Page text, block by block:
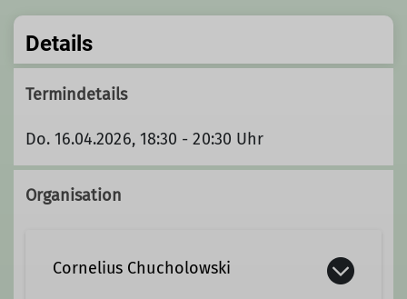
Details
Termindetails
Do. 16.04.2026, 18:30 - 20:30 Uhr
Organisation
Cornelius Chucholowski